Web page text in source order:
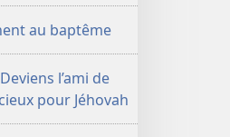
au baptême
l’ami de
pour Jéhovah